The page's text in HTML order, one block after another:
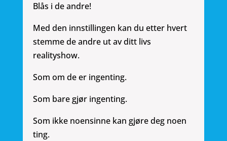
Blås i de andre!
Med den innstillingen kan du etter hvert
stemme de andre ut av ditt livs
realityshow.
Som om de er ingenting.
Som bare gjør ingenting.
Som ikke noensinne kan gjøre deg noen
ting.